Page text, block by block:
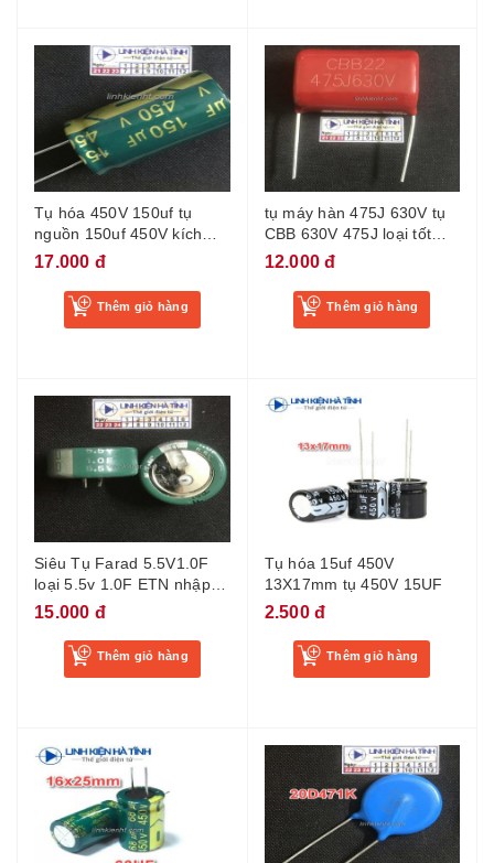
Tụ hóa 450V 150uf tụ
nguồn 150uf 450V kích
thước 18x30mm
17.000 đ
Thêm giỏ hàng
tụ máy hàn 475J 630V tụ
CBB 630V 475J loại tốt
chân 30mm
12.000 đ
Thêm giỏ hàng
Siêu Tụ Farad 5.5V1.0F
loại 5.5v 1.0F ETN nhập
khẩu
15.000 đ
Thêm giỏ hàng
Tụ hóa 15uf 450V
13X17mm tụ 450V 15UF
2.500 đ
Thêm giỏ hàng